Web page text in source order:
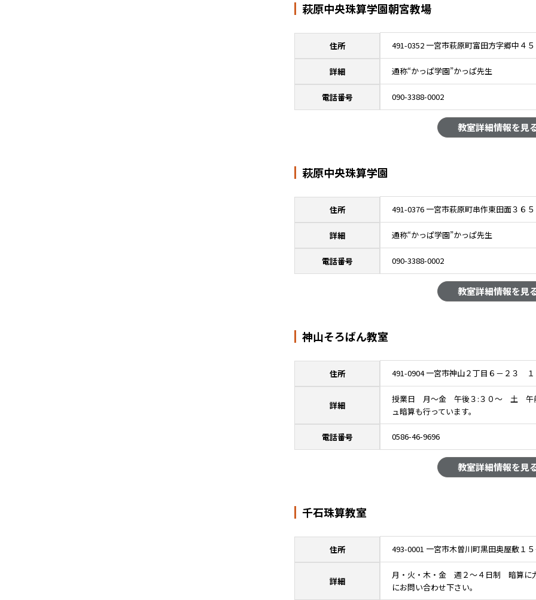
萩原中央珠算学園朝宮教場
住所 491-0352 一宮市萩原町富田方字郷中４５
詳細 通称“かっぱ学園”かっぱ先生
電話番号 090-3388-0002
教室詳細情報を見
萩原中央珠算学園
住所 491-0376 一宮市萩原町串作東田面３６５
詳細 通称“かっぱ学園”かっぱ先生
電話番号 090-3388-0002
教室詳細情報を見
神山そろばん教室
住所 491-0904 一宮市神山２丁目６－２３ １
詳細
授業日 月～金 午後３:３０～ 土 午前
ュ暗算も行っています。
電話番号 0586-46-9696
教室詳細情報を見
千石珠算教室
住所 493-0001 一宮市木曽川町黒田奥屋敷１５
詳細
月・火・木・金 週２～４日制 暗算に
にお問い合わせ下さい。